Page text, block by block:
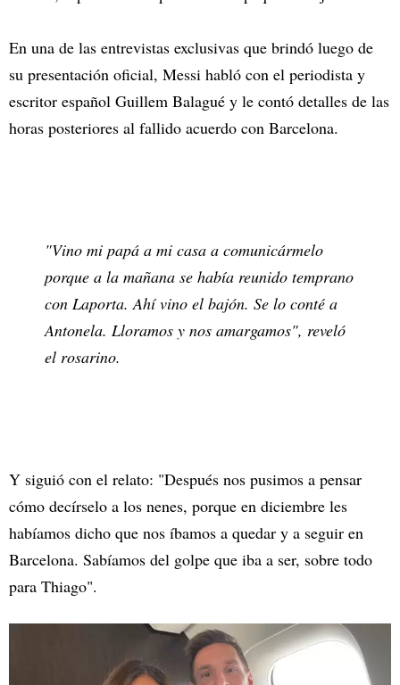
En una de las entrevistas exclusivas que brindó luego de
su presentación oficial, Messi habló con el periodista y
escritor español Guillem Balagué y le contó detalles de las
horas posteriores al fallido acuerdo con Barcelona.
"Vino mi papá a mi casa a comunicármelo
porque a la mañana se había reunido temprano
con Laporta. Ahí vino el bajón. Se lo conté a
Antonela. Lloramos y nos amargamos", reveló
el rosarino.
Y siguió con el relato: "Después nos pusimos a pensar
cómo decírselo a los nenes, porque en diciembre les
habíamos dicho que nos íbamos a quedar y a seguir en
Barcelona. Sabíamos del golpe que iba a ser, sobre todo
para Thiago".